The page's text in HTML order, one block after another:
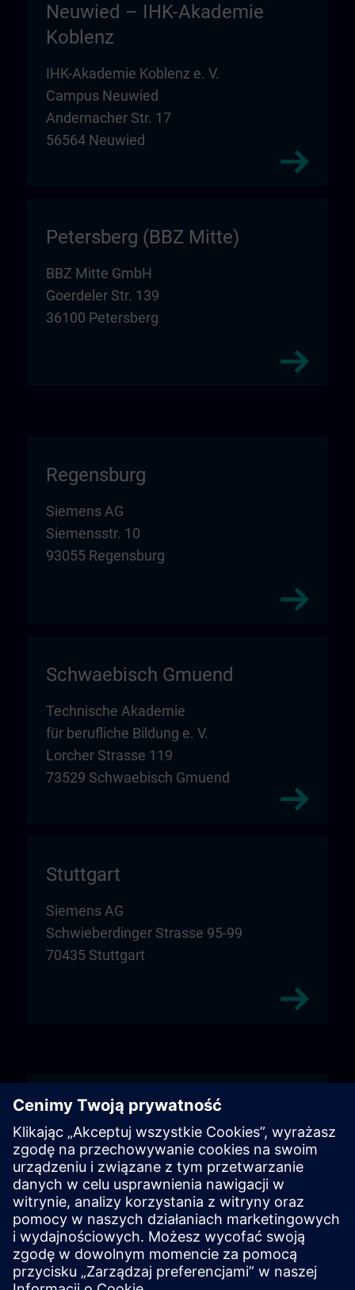
Neuwied – IHK-Akademie
Koblenz
IHK-Akademie Koblenz e. V.
Campus Neuwied
Andernacher Str. 17
56564 Neuwied
Petersberg (BBZ Mitte)
BBZ Mitte GmbH
Goerdeler Str. 139
36100 Petersberg
Regensburg
Siemens AG
Siemensstr. 10
93055 Regensburg
Schwaebisch Gmuend
Technische Akademie
für berufliche Bildung e. V.
Lorcher Strasse 119
73529 Schwaebisch Gmuend
Stuttgart
Siemens AG
Schwieberdinger Strasse 95-99
70435 Stuttgart
Wiehl
Unitechnik Systems GmbH
Entrance sign "DIGI:LAB"
Fritz-Kotz-Str. 14
51674 Wiehl